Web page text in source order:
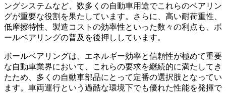
ングシステムなど、数多くの自動車用途でこれらのベアリン
グが重要な役割を果たしています。さらに、高い耐荷重性、
低摩擦特性、製造コストの効率性といった数々の利点も、ボ
ールベアリングの普及を後押ししています。
ボールベアリングは、エネルギー効率と信頼性が極めて重要
な自動車業界において、これらの要求を継続的に満たしてき
たため、多くの自動車部品にとって定番の選択肢となってい
ます。車両運行という過酷な環境下でも優れた性能を発揮で